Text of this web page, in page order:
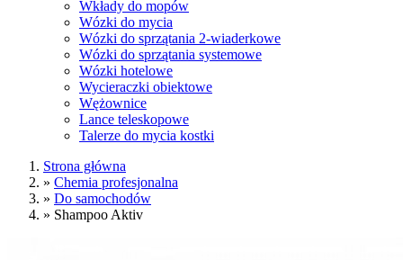
Wkłady do mopów
Wózki do mycia
Wózki do sprzątania 2-wiaderkowe
Wózki do sprzątania systemowe
Wózki hotelowe
Wycieraczki obiektowe
Wężownice
Lance teleskopowe
Talerze do mycia kostki
Strona główna
» Chemia profesjonalna
» Do samochodów
» Shampoo Aktiv